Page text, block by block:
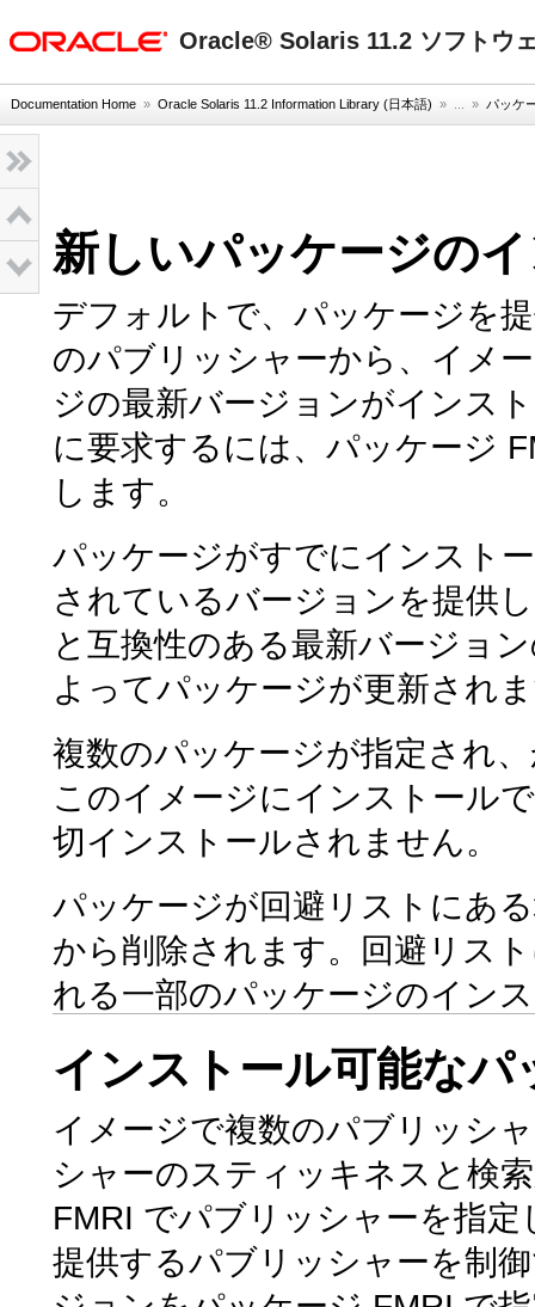
Oracle® Solaris 11.2 ソフトウ
Documentation Home » Oracle Solaris 11.2 Information Library (日本語) » ... » パッケ
新しいパッケージの
デフォルトで、パッケージを
のパブリッシャーから、イメ
ジの最新バージョンがインス
に要求するには、パッケージ
します。
パッケージがすでにインスト
されているバージョンを提供
と互換性のある最新バージョ
よってパッケージが更新され
複数のパッケージが指定され
このイメージにインストール
切インストールされません。
パッケージが回避リストにあ
から削除されます。回避リス
れる一部のパッケージのイン
インストール可能な
イメージで複数のパブリッシ
シャーのスティッキネスと検
FMRI でパブリッシャーを指
提供するパブリッシャーを制